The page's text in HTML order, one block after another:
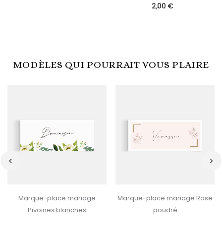
2,00 €
MODÈLES QUI POURRAIT VOUS PLAIRE
Marque-place mariage
Pivoines blanches
Marque-place mariage Rose
poudré